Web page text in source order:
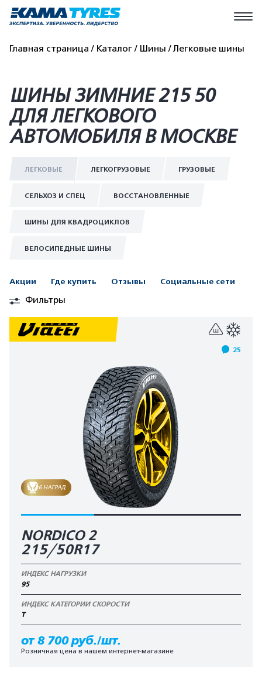
Главная страница Каталог Шины Легковые шины
ШИНЫ ЗИМНИЕ 215 50
ДЛЯ ЛЕГКОВОГО
АВТОМОБИЛЯ В МОСКВЕ
ЛЕГКОВЫЕ ЛЕГКОГРУЗОВЫЕ ГРУЗОВЫЕ
СЕЛЬХОЗ И СПЕЦ ВОССТАНОВЛЕННЫЕ
ШИНЫ ДЛЯ КВАДРОЦИКЛОВ
ВЕЛОСИПЕДНЫЕ ШИНЫ
Акции Где купить Отзывы Социальные сети
Фильтры
25
6 НАГРАД
NORDICO 2
215/50R17
ИНДЕКС НАГРУЗКИ
95
ИНДЕКС КАТЕГОРИИ СКОРОСТИ
T
от 8 700 руб./шт.
Розничная цена в нашем интернет-магазине